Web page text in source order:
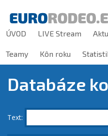
ÚVOD LIVE Stream
Teamy Kôn roku
Databáze
Text: